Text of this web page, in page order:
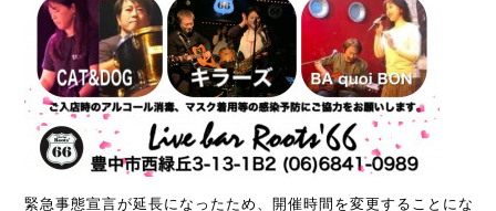
緊急事態宣言が延長になったため、開催時間を変更することにな